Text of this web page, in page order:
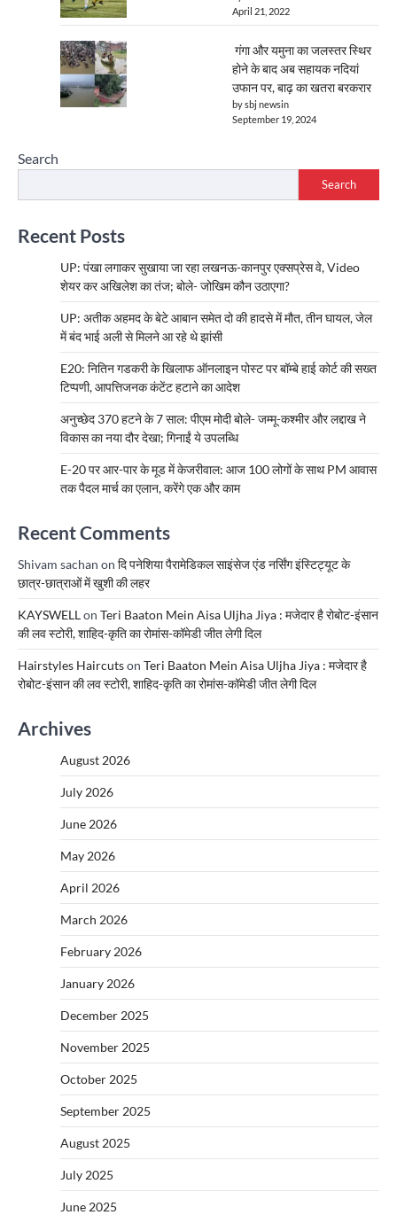
April 21, 2022
गंगा और यमुना का जलस्तर स्थिर
होने के बाद अब सहायक नदियां
उफान पर, बाढ़ का खतरा बरकरार
by sbj newsin
September 19, 2024
Search
Search
Recent Posts
UP: पंखा लगाकर सुखाया जा रहा लखनऊ-कानपुर एक्सप्रेस वे, Video
शेयर कर अखिलेश का तंज; बोले- जोखिम कौन उठाएगा?
UP: अतीक अहमद के बेटे आबान समेत दो की हादसे में मौत, तीन घायल, जेल
में बंद भाई अली से मिलने आ रहे थे झांसी
E20: नितिन गडकरी के खिलाफ ऑनलाइन पोस्ट पर बॉम्बे हाई कोर्ट की सख्त
टिप्पणी, आपत्तिजनक कंटेंट हटाने का आदेश
अनुच्छेद 370 हटने के 7 साल: पीएम मोदी बोले- जम्मू-कश्मीर और लद्दाख ने
विकास का नया दौर देखा; गिनाईं ये उपलब्धि
E-20 पर आर-पार के मूड में केजरीवाल: आज 100 लोगों के साथ PM आवास
तक पैदल मार्च का एलान, करेंगे एक और काम
Recent Comments
Shivam sachan on दि पनेशिया पैरामेडिकल साइंसेज एंड नर्सिंग इंस्टिट्यूट के
छात्र-छात्राओं में खुशी की लहर
KAYSWELLon Teri Baaton Mein Aisa Uljha Jiya : मजेदार है रोबोट-इंसान
की लव स्टोरी, शाहिद-कृति का रोमांस-कॉमेडी जीत लेगी दिल
Hairstyles Haircutson Teri Baaton Mein Aisa Uljha Jiya : मजेदार है
रोबोट-इंसान की लव स्टोरी, शाहिद-कृति का रोमांस-कॉमेडी जीत लेगी दिल
Archives
August 2026
July 2026
June 2026
May 2026
April 2026
March 2026
February 2026
January 2026
December 2025
November 2025
October 2025
September 2025
August 2025
July 2025
June 2025